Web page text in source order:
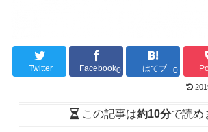
Twitter Facebook0 はてブ 0
この記事は約10分で読め